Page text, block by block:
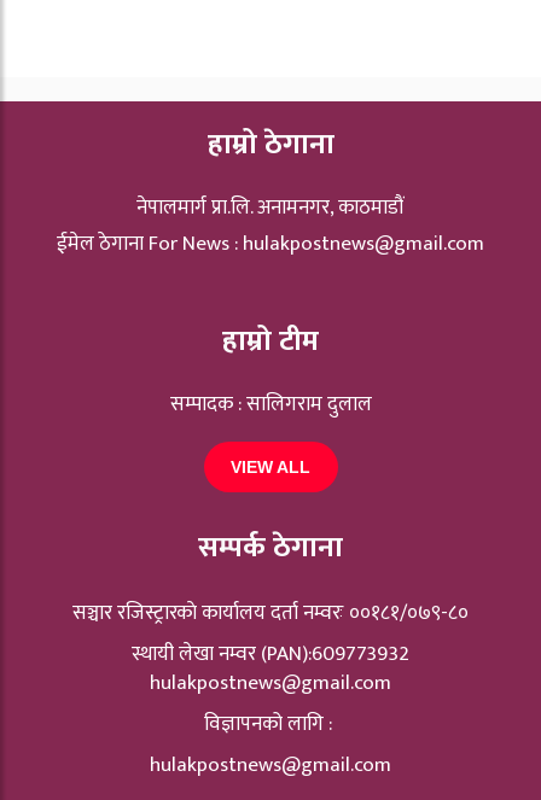
हाम्रो ठेगाना
नेपालमार्ग प्रा.लि. अनामनगर, काठमाडौं
ईमेल ठेगाना For News :hulakpostnews@gmail.com
हाम्रो टीम
सम्पादक : सालिगराम दुलाल
VIEW ALL
सम्पर्क ठेगाना
सञ्चार रजिस्ट्रारकाे कार्यालय दर्ता नम्वरः ००१८१/०७९-८०
स्थायी लेखा नम्वर (PAN):609773932
hulakpostnews@gmail.com
विज्ञापनको लागि :
hulakpostnews@gmail.com